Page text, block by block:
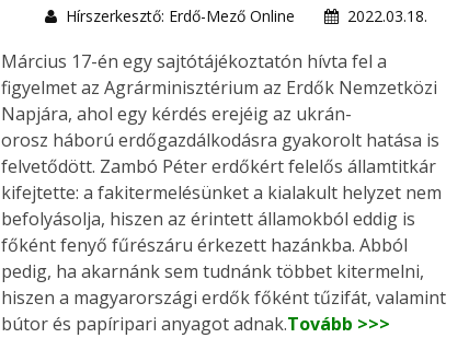
Hírszerkesztő: Erdő-Mező Online 2022.03.18.
Március 17-én egy sajtótájékoztatón hívta fel a
figyelmet az Agrárminisztérium az Erdők Nemzetközi
Napjára, ahol egy kérdés erejéig az ukrán-
orosz háború erdőgazdálkodásra gyakorolt hatása is
felvetődött. Zambó Péter erdőkért felelős államtitkár
kifejtette: a fakitermelésünket a kialakult helyzet nem
befolyásolja, hiszen az érintett államokból eddig is
főként fenyő fűrészáru érkezett hazánkba. Abból
pedig, ha akarnánk sem tudnánk többet kitermelni,
hiszen a magyarországi erdők főként tűzifát, valamint
bútor és papíripari anyagot adnak.Tovább >>>